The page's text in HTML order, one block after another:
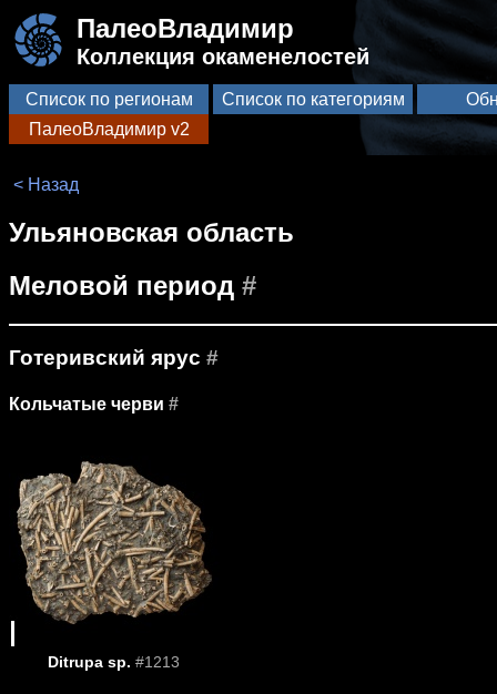
ПалеоВладимир
Коллекция окаменелостей
Список по регионам Список по категориям
ПалеоВладимир v2
< Назад
Ульяновская область
Меловой период #
Готеривский ярус #
Кольчатые черви #
Ditrupa sp. #1213